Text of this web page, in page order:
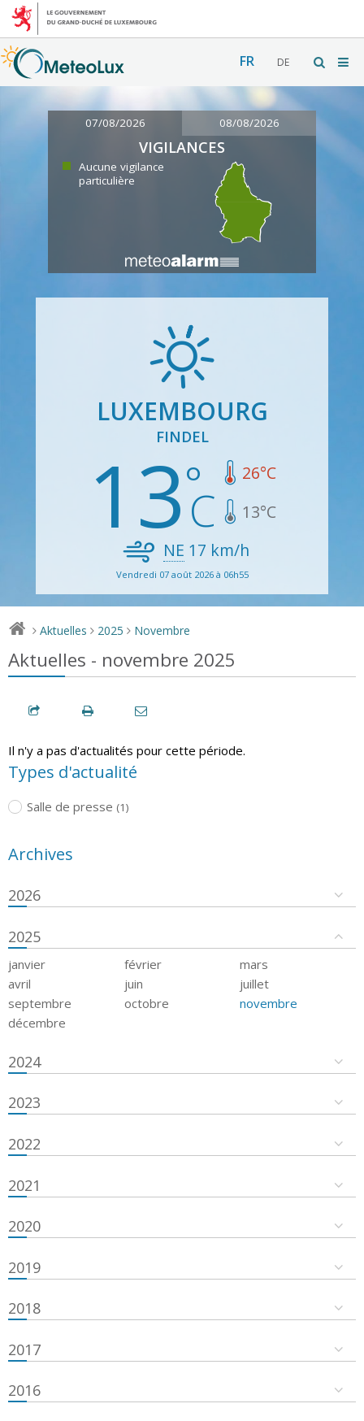
FR DE
07/08/2026 08/08/2026
VIGILANCES
Aucune vigilance
particulière
LUXEMBOURG
FINDEL
13 26°C
13°C
NE 17 km/h
Vendredi 07 août 2026 à 06h55
> Aktuelles > 2025 > Novembre
Aktuelles - novembre 2025
Il n'y a pas d'actualités pour cette période.
Types d'actualité
Salle de presse (1)
Archives
2026
2025
janvier février
mars
avril
juin
juillet
septembre
octobre
novembre
décembre
2024
2023
2022
2021
2020
2019
2018
2017
2016